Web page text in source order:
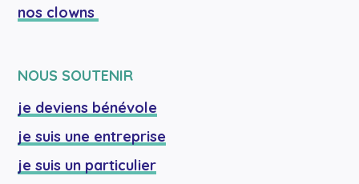
nos clowns
NOUS SOUTENIR
je deviens bénévole
je suis une entreprise
je suis un particulier